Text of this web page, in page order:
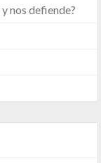
nos defiende?